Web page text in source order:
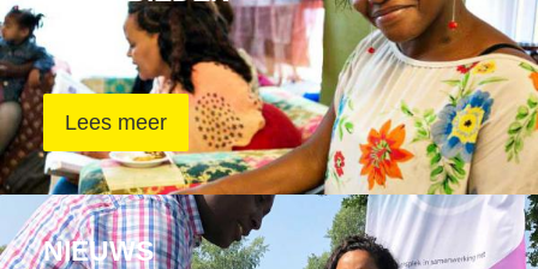
De geboorte van een sociale filmmaker
Contact
Lees meer
NIEUWS